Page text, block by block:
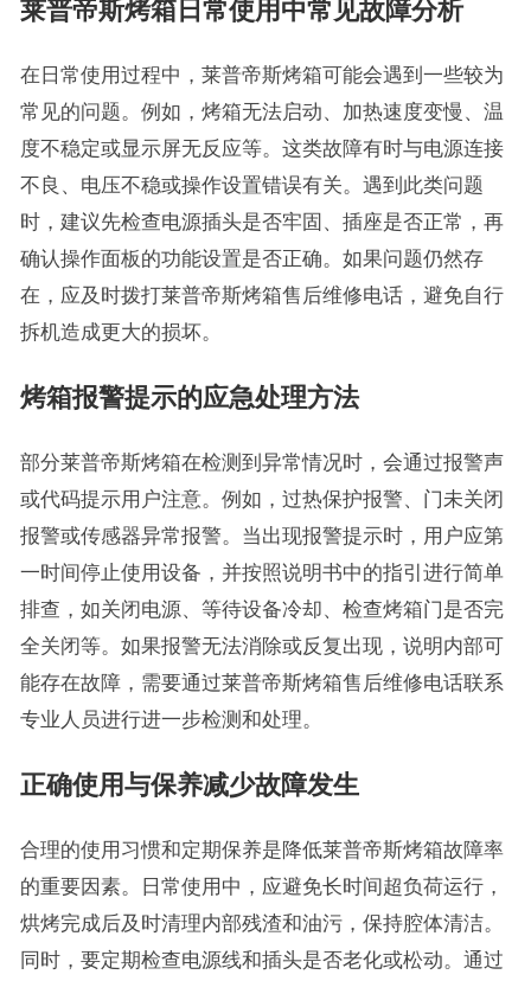
莱普帝斯烤箱日常使用中常见故障分析
在日常使用过程中，莱普帝斯烤箱可能会遇到一些较为
常见的问题。例如，烤箱无法启动、加热速度变慢、温
度不稳定或显示屏无反应等。这类故障有时与电源连接
不良、电压不稳或操作设置错误有关。遇到此类问题
时，建议先检查电源插头是否牢固、插座是否正常，再
确认操作面板的功能设置是否正确。如果问题仍然存
在，应及时拨打莱普帝斯烤箱售后维修电话，避免自行
拆机造成更大的损坏。
烤箱报警提示的应急处理方法
部分莱普帝斯烤箱在检测到异常情况时，会通过报警声
或代码提示用户注意。例如，过热保护报警、门未关闭
报警或传感器异常报警。当出现报警提示时，用户应第
一时间停止使用设备，并按照说明书中的指引进行简单
排查，如关闭电源、等待设备冷却、检查烤箱门是否完
全关闭等。如果报警无法消除或反复出现，说明内部可
能存在故障，需要通过莱普帝斯烤箱售后维修电话联系
专业人员进行进一步检测和处理。
正确使用与保养减少故障发生
合理的使用习惯和定期保养是降低莱普帝斯烤箱故障率
的重要因素。日常使用中，应避免长时间超负荷运行，
烘烤完成后及时清理内部残渣和油污，保持腔体清洁。
同时，要定期检查电源线和插头是否老化或松动。通过